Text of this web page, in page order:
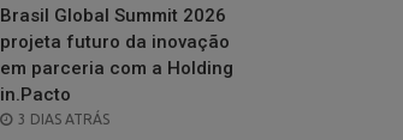
Brasil Global Summit 2026
projeta futuro da inovação
em parceria com a Holding
in.Pacto
POSTED
3 DIAS ATRÁS